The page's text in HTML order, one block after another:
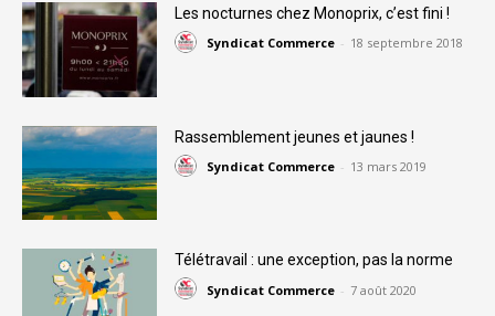
Les nocturnes chez Monoprix, c’est fini !
Syndicat Commerce - 18 septembre 2018
Rassemblement jeunes et jaunes !
Syndicat Commerce - 13 mars 2019
Télétravail : une exception, pas la norme
Syndicat Commerce - 7 août 2020